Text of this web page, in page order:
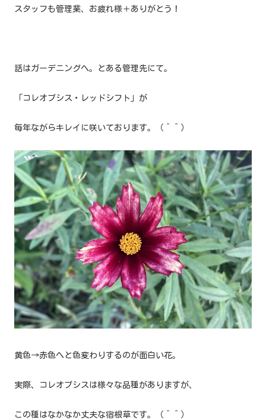
スタッフも管理業、お疲れ様＋ありがとう！
話はガーデニングへ。とある管理先にて。
「コレオプシス・レッドシフト」が
毎年ながらキレイに咲いております。（＾＾）
黄色→赤色へと色変わりするのが面白い花。
実際、コレオプシスは様々な品種がありますが、
この種はなかなか丈夫な宿根草です。（＾＾）